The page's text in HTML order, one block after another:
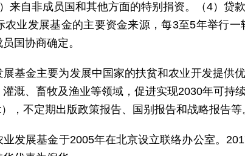
来自非成员国和其他方面的特别捐资。（4）贷
业发展基金的主要资金来源，每3至5年举行
国协商确定。
展基金主要为发展中国家的扶贫和农业开发提供
溉、畜牧及渔业等领域，促进实现2030年可持
，不定期出版政策报告、国别报告和战略报告等
业发展基金于2005年在北京设立联络办公室。